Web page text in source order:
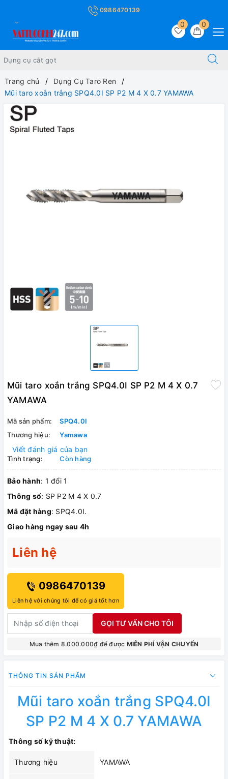
0986470139
0
0
Trang chủ
Dụng Cụ Taro Ren
Mũi taro xoắn trắng SPQ4.0I SP P2 M 4 X 0.7 YAMAWA
Mũi taro xoắn trắng SPQ4.0I SP P2 M 4 X 0.7
YAMAWA
Mã sản phẩm:
SPQ4.0I
Thương hiệu:
Yamawa
Viết đánh giá của bạn
Tình trạng: Còn hàng
Bảo hành: 1 đổi 1
Thông số: SP P2 M 4 X 0.7
Mã đặt hàng: SPQ4.0I.
Giao hàng ngay sau 4h
Liên hệ
0986470139
Liên hệ với chúng tôi để có giá tốt hơn
GỌI TƯ VẤN CHO TÔI
Mua thêm 8.000.000₫ để được MIỄN PHÍ VẬN CHUYỂN
THÔNG TIN SẢN PHẨM
Mũi taro xoắn trắng SPQ4.0I
SP P2 M 4 X 0.7 YAMAWA
Thông số kỹ thuật:
Thương hiệu YAMAWA